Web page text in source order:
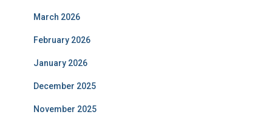
March 2026
February 2026
January 2026
December 2025
November 2025